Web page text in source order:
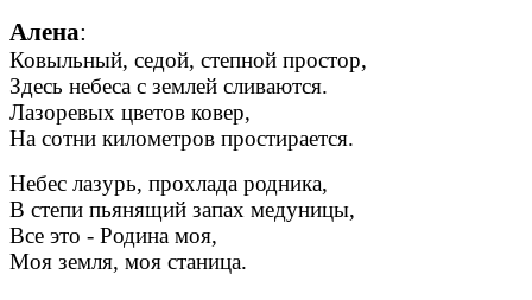
Алена:
Ковыльный, седой, степной простор,
Здесь небеса с землей сливаются.
Лазоревых цветов ковер,
На сотни километров простирается.
Небес лазурь, прохлада родника,
В степи пьянящий запах медуницы,
Все это - Родина моя,
Моя земля, моя станица.